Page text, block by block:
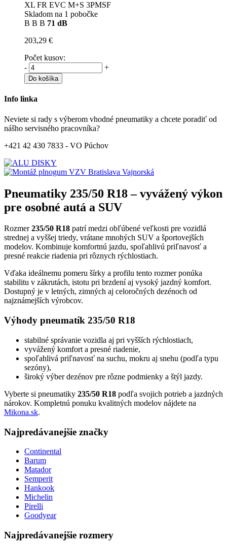
XL FR EVC M+S 3PMSF
Skladom na 1 pobočke
B B B 71 dB
203,29 €
Počet kusov:
-
+
Do košíka
Info linka
Neviete si rady s výberom vhodné pneumatiky a chcete poradiť od
nášho servisného pracovníka?
+421 42 430 7833 - VO Púchov
Pneumatiky 235/50 R18 – vyvážený výkon
pre osobné autá a SUV
Rozmer235/50 R18 patrí medzi obľúbené veľkosti pre vozidlá
strednej a vyššej triedy, vrátane mnohých SUV a športovejších
modelov. Kombinuje komfortnú jazdu, spoľahlivú priľnavosť a
presné reakcie riadenia pri rôznych rýchlostiach.
Vďaka ideálnemu pomeru šírky a profilu tento rozmer ponúka
stabilitu v zákrutách, istotu pri brzdení aj vysoký jazdný komfort.
Dostupný je v letných, zimných aj celoročných dezénoch od
najznámejších výrobcov.
Výhody pneumatík 235/50 R18
stabilné správanie vozidla aj pri vyšších rýchlostiach,
vyvážený komfort a presné riadenie,
spoľahlivá priľnavosť na suchu, mokru aj snehu (podľa typu
sezóny),
široký výber dezénov pre rôzne podmienky a štýl jazdy.
Vyberte si pneumatiky 235/50 R18 podľa svojich potrieb a jazdných
nárokov. Kompletnú ponuku kvalitných modelov nájdete na
Mikona.sk.
Najpredávanejšie značky
Continental
Barum
Matador
Semperit
Hankook
Michelin
Pirelli
Goodyear
Najpredávanejšie rozmery